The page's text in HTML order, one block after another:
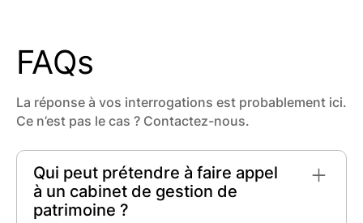
FAQs
La réponse à vos interrogations est probablement ici.
Ce n’est pas le cas ? Contactez-nous.
Qui peut prétendre à faire appel
à un cabinet de gestion de
patrimoine ?